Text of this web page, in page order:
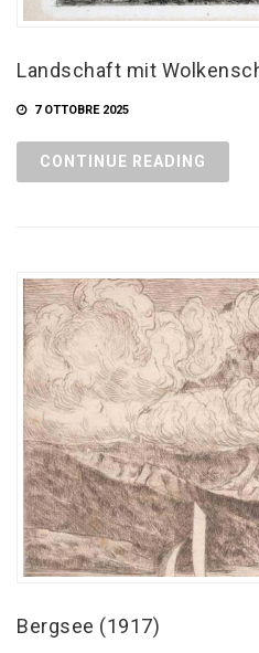
Landschaft mit
7 OTTOBRE 2025
CONTINUE READING
Bergsee (1917)